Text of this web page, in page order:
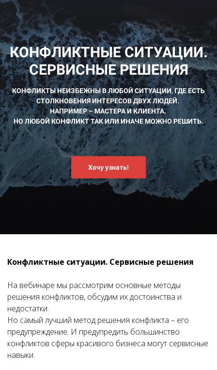
КОНФЛИКТНЫЕ СИТУАЦИИ.
СЕРВИСНЫЕ РЕШЕНИЯ
КОНФЛИКТЫ НЕИЗБЕЖНЫ В ЛЮБОЙ СИТУАЦИИ, ГДЕ ЕСТЬ
СТОЛКНОВЕНИЯ ИНТЕРЕСОВ ДВУХ ЛЮДЕЙ.
НАПРИМЕР – МАСТЕРА И КЛИЕНТА.
НО ЛЮБОЙ КОНФЛИКТ ТАК ИЛИ ИНАЧЕ МОЖНО РЕШИТЬ.
Хочу узнать!
Конфликтные ситуации. Сервисные решения
На вебинаре мы рассмотрим основные методы
решения конфликтов, обсудим их достоинства и
недостатки.
Но самый лучший метод решения конфликта – его
предупреждение. И предупредить большинство
конфликтов сферы красивого бизнеса могут сервисные
навыки.